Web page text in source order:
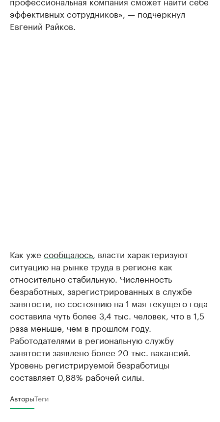
эффективных сотрудников», — подчеркнул
Евгений Райков.
Как уже сообщалось, власти характеризуют
ситуацию на рынке труда в регионе как
относительно стабильную. Численность
безработных, зарегистрированных в службе
занятости, по состоянию на 1 мая текущего года
составила чуть более 3,4 тыс. человек, что в 1,5
раза меньше, чем в прошлом году.
Работодателями в региональную службу
занятости заявлено более 20 тыс. вакансий.
Уровень регистрируемой безработицы
составляет 0,88% рабочей силы.
АвторыТеги